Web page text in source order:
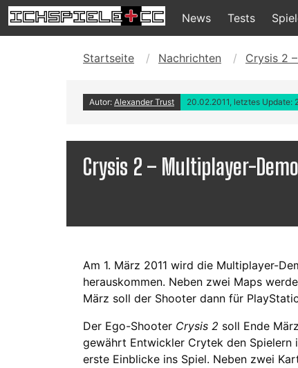
News Tests
Startseite Nachrichten Crysis 2
Autor: Alexander Trust 20.02.2011, letztes Update:
Crysis 2 – Multiplayer-
Am 1. März 2011 wird die Multiplayer-
herauskommen. Neben zwei Maps
März soll der Shooter dann für
Der Ego-Shooter Crysis 2 soll Ende
gewährt Entwickler Crytek den Spielern
erste Einblicke ins Spiel. Neben zwei